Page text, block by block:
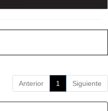
Anterior 1 Siguiente